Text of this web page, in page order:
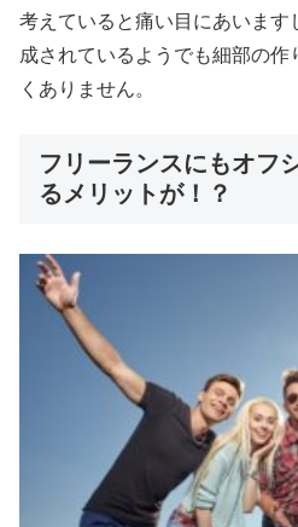
考えていると痛い目にあいま
成されているようでも細部の作
くありません。
フリーランスにもオフ
るメリットが！？